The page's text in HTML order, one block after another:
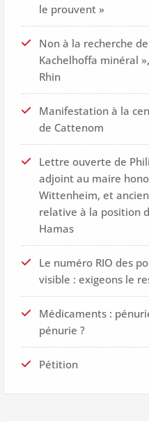
le prouvent »
Non à la recherche
Kachelhoffa minéral
Rhin
Manifestation à la
de Cattenom
Lettre ouverte de
adjoint au maire
Wittenheim, et
relative à la position
Hamas
Le numéro RIO des
visible : exigeons le
Médicaments :
pénurie ?
Pétition